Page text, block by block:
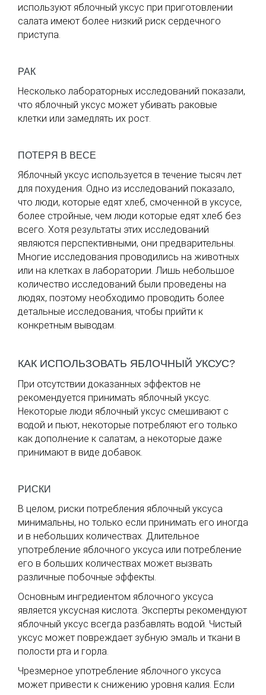
используют яблочный уксус при приготовлении
салата имеют более низкий риск сердечного
приступа.
РАК
Несколько лабораторных исследований показали,
что яблочный уксус может убивать раковые
клетки или замедлять их рост.
ПОТЕРЯ В ВЕСЕ
Яблочный уксус используется в течение тысяч лет
для похудения. Одно из исследований показало,
что люди, которые едят хлеб, смоченной в уксусе,
более стройные, чем люди которые едят хлеб без
всего. Хотя результаты этих исследований
являются перспективными, они предварительны.
Многие исследования проводились на животных
или на клетках в лаборатории. Лишь небольшое
количество исследований были проведены на
людях, поэтому необходимо проводить более
детальные исследования, чтобы прийти к
конкретным выводам.
КАК ИСПОЛЬЗОВАТЬ ЯБЛОЧНЫЙ УКСУС?
При отсутствии доказанных эффектов не
рекомендуется принимать яблочный уксус.
Некоторые люди яблочный уксус смешивают с
водой и пьют, некоторые потребляют его только
как дополнение к салатам, а некоторые даже
принимают в виде добавок.
РИСКИ
В целом, риски потребления яблочный уксуса
минимальны, но только если принимать его иногда
и в небольших количествах. Длительное
употребление яблочного уксуса или потребление
его в больших количествах может вызвать
различные побочные эффекты.
Основным ингредиентом яблочного уксуса
является уксусная кислота. Эксперты рекомендуют
яблочный уксус всегда разбавлять водой. Чистый
уксус может повреждает зубную эмаль и ткани в
полости рта и горла.
Чрезмерное употребление яблочного уксуса
может привести к снижению уровня калия. Если